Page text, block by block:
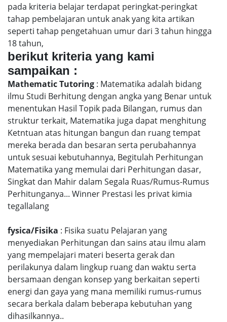
pada kriteria belajar terdapat peringkat-peringkat
tahap pembelajaran untuk anak yang kita artikan
seperti tahap pengetahuan umur dari 3 tahun hingga
18 tahun,
berikut kriteria yang kami
sampaikan :
Mathematic Tutoring : Matematika adalah bidang
ilmu Studi Berhitung dengan angka yang Benar untuk
menentukan Hasil Topik pada Bilangan, rumus dan
struktur terkait, Matematika juga dapat menghitung
Ketntuan atas hitungan bangun dan ruang tempat
mereka berada dan besaran serta perubahannya
untuk sesuai kebutuhannya, Begitulah Perhitungan
Matematika yang memulai dari Perhitungan dasar,
Singkat dan Mahir dalam Segala Ruas/Rumus-Rumus
Perhitunganya... Winner Prestasi les privat kimia
tegallalang
fysica/Fisika : Fisika suatu Pelajaran yang
menyediakan Perhitungan dan sains atau ilmu alam
yang mempelajari materi beserta gerak dan
perilakunya dalam lingkup ruang dan waktu serta
bersamaan dengan konsep yang berkaitan seperti
energi dan gaya yang mana memiliki rumus-rumus
secara berkala dalam beberapa kebutuhan yang
dihasilkannya..